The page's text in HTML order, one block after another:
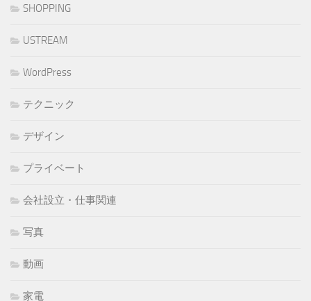
SHOPPING
USTREAM
WordPress
テクニック
デザイン
プライベート
会社設立・仕事関連
写真
動画
家電